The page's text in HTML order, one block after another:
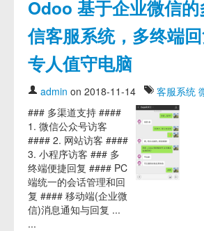
Odoo 基于企业微信
信客服系统，多终端
专人值守电脑
admin on 2018-11-14 客服系统
### 多渠道支持 ####
1. 微信公众号访客
#### 2. 网站访客 ####
3. 小程序访客 ### 多
终端便捷回复 #### PC
端统一的会话管理和回
复 #### 移动端(企业微
信)消息通知与回复 ...
...